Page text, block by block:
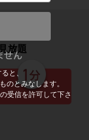
と、
のとみなします。
受信を許可して下さ
しまで
放題